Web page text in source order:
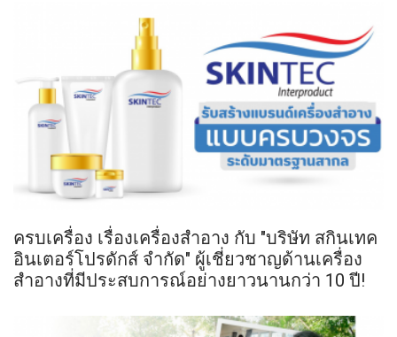
ครบเครื่อง เรื่องเครื่องสำอาง กับ "บริษัท สกินเทค
อินเตอร์โปรดักส์ จำกัด" ผู้เชี่ยวชาญด้านเครื่อง
สำอางที่มีประสบการณ์อย่างยาวนานกว่า 10 ปี!